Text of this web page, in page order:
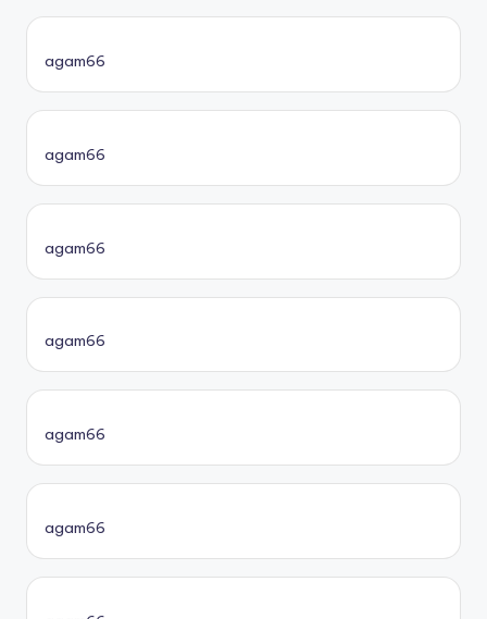
agam66
agam66
agam66
agam66
agam66
agam66